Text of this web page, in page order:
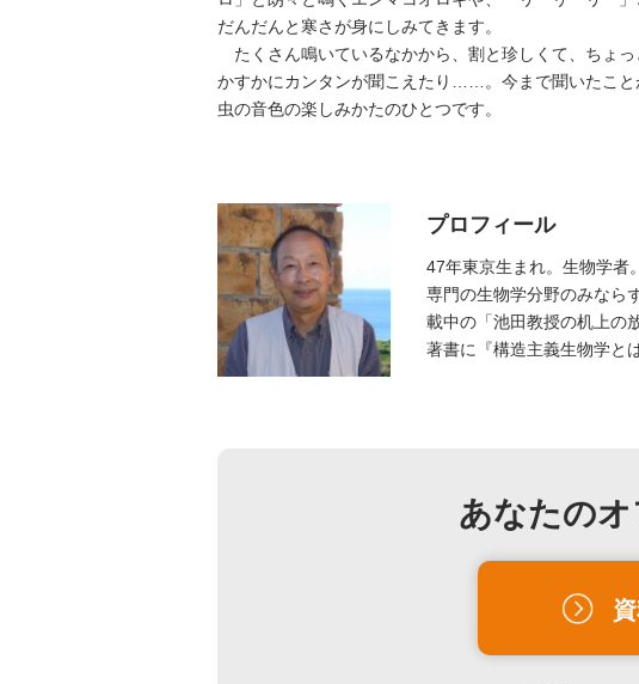
だんだんと寒さが身にしみてきます。
たくさん鳴いているなかから、割と珍しくて、ちょ
かすかにカンタンが聞こえたり……。今まで聞いたこと
虫の音色の楽しみかたのひとつです。
プロフィール
47年東京生まれ。生物学者
専門の生物学分野のみなら
載中の「池田教授の机上の
著書に『構造主義生物学と
あなたの